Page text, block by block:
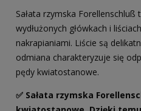
Sałata rzymska
wydłużonych główkach i
nakrapianiami. Liście są
odmiana charakteryzuje się
pędy kwiatostanowe.
✅ Sałata rzymska